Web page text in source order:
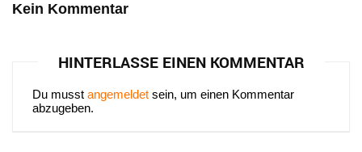
Kein Kommentar
HINTERLASSE EINEN KOMMENTAR
Du musst angemeldet sein, um einen Kommentar
abzugeben.